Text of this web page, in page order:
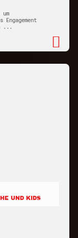
...
UND KIDS